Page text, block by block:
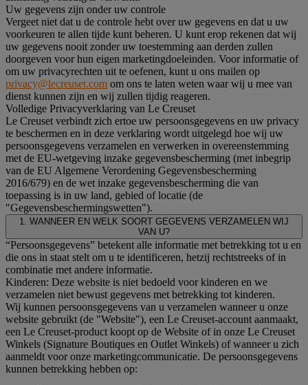
Uw gegevens zijn onder uw controle
Vergeet niet dat u de controle hebt over uw gegevens en dat u uw
voorkeuren te allen tijde kunt beheren. U kunt erop rekenen dat wij
uw gegevens nooit zonder uw toestemming aan derden zullen
doorgeven voor hun eigen marketingdoeleinden. Voor informatie of
om uw privacyrechten uit te oefenen, kunt u ons mailen op
privacy@lecreuset.com om ons te laten weten waar wij u mee van
dienst kunnen zijn en wij zullen tijdig reageren.
Volledige Privacyverklaring van Le Creuset
Le Creuset verbindt zich ertoe uw persoonsgegevens en uw privacy
te beschermen en in deze verklaring wordt uitgelegd hoe wij uw
persoonsgegevens verzamelen en verwerken in overeenstemming
met de EU-wetgeving inzake gegevensbescherming (met inbegrip
van de EU Algemene Verordening Gegevensbescherming
2016/679) en de wet inzake gegevensbescherming die van
toepassing is in uw land, gebied of locatie (de
"Gegevensbeschermingswetten").
1. WANNEER EN WELK SOORT GEGEVENS VERZAMELEN WIJ
VAN U?
“Persoonsgegevens” betekent alle informatie met betrekking tot u en
die ons in staat stelt om u te identificeren, hetzij rechtstreeks of in
combinatie met andere informatie.
Kinderen: Deze website is niet bedoeld voor kinderen en we
verzamelen niet bewust gegevens met betrekking tot kinderen.
Wij kunnen persoonsgegevens van u verzamelen wanneer u onze
website gebruikt (de "Website"), een Le Creuset-account aanmaakt,
een Le Creuset-product koopt op de Website of in onze Le Creuset
Winkels (Signature Boutiques en Outlet Winkels) of wanneer u zich
aanmeldt voor onze marketingcommunicatie. De persoonsgegevens
kunnen betrekking hebben op: